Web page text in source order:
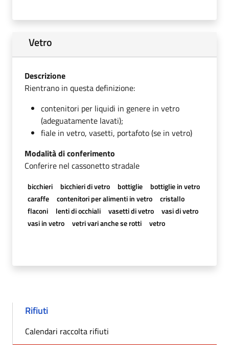
Vetro
Descrizione
Rientrano in questa definizione:
contenitori per liquidi in genere in vetro
(adeguatamente lavati);
fiale in vetro, vasetti, portafoto (se in vetro)
Modalità di conferimento
Conferire nel cassonetto stradale
bicchieri bicchieri di vetro bottiglie
bottiglie in vetro
caraffe
contenitori per alimenti in vetro
cristallo
flaconi
lenti di occhiali vasetti di vetro
vasi di vetro
vasi in vetro
vetri vari anche se rotti vetro
Rifiuti
Calendari raccolta rifiuti